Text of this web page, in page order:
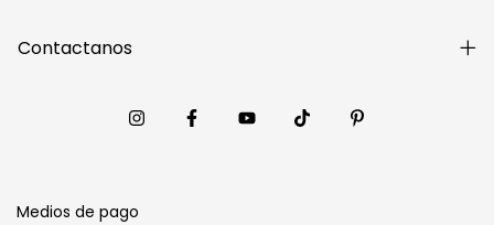
Contactanos
Medios de pago